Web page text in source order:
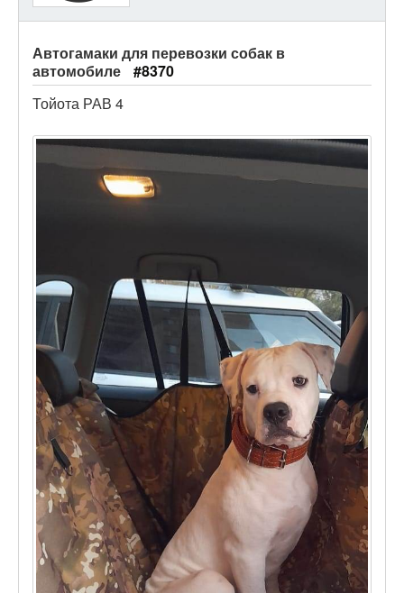
Автогамаки для перевозки собак в
автомобиле
#8370
Тойота РАВ 4